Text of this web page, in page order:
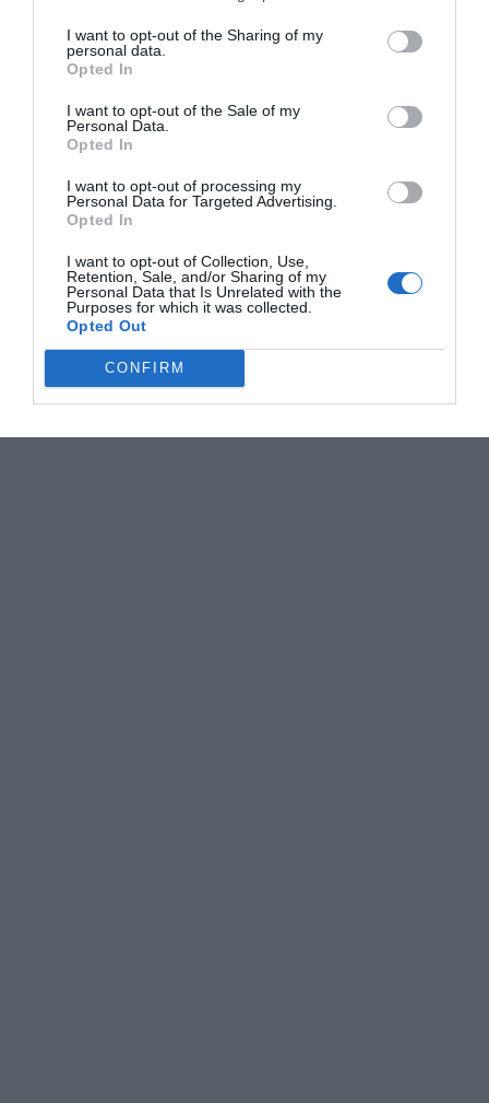
I want to opt-out of the Sharing of my
personal data.
Opted In
I want to opt-out of the Sale of my
Personal Data.
Opted In
I want to opt-out of processing my
Personal Data for Targeted Advertising.
Opted In
I want to opt-out of Collection, Use,
Retention, Sale, and/or Sharing of my
Personal Data that Is Unrelated with the
Purposes for which it was collected.
Opted Out
CONFIRM